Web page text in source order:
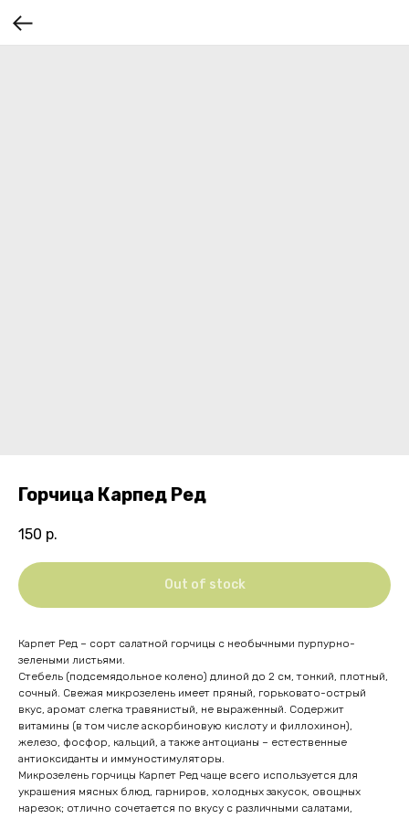
Горчица Карпед Ред
150 р.
Out of stock
Карпет Ред – сорт салатной горчицы с необычными пурпурно-
зелеными листьями.
Стебель (подсемядольное колено) длиной до 2 см, тонкий, плотный,
сочный. Свежая микрозелень имеет пряный, горьковато-острый
вкус, аромат слегка травянистый, не выраженный. Содержит
витамины (в том числе аскорбиновую кислоту и филлохинон),
железо, фосфор, кальций, а также антоцианы – естественные
антиоксиданты и иммуностимуляторы.
Микрозелень горчицы Карпет Ред чаще всего используется для
украшения мясных блюд, гарниров, холодных закусок, овощных
нарезок; отлично сочетается по вкусу с различными салатами,